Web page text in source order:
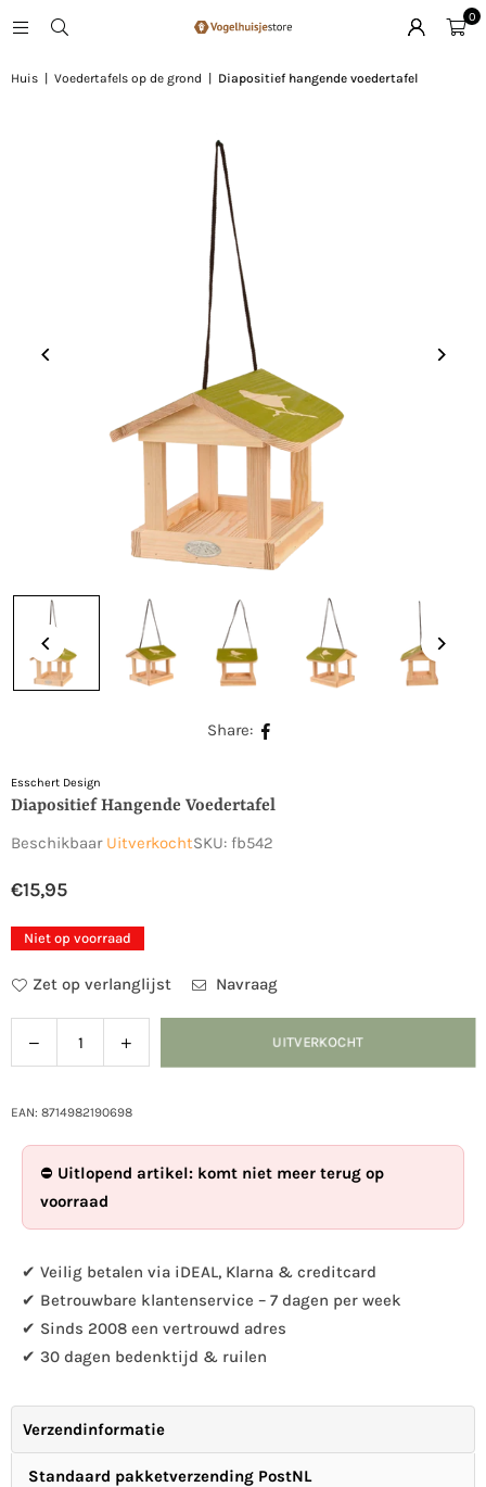
0
Huis Voedertafels op de grond Diapositief hangende voedertafel
Share:
Esschert Design
Diapositief Hangende Voedertafel
Beschikbaar UitverkochtSKU: fb542
Normale
prijs
€15,95
Niet op voorraad
Zet op verlanglijst Navraag
Hoeveelheid
Verlaag
de
voor
voedertafel
Verhoog
de
voor
voedertafel
UITVERKOCHT
EAN: 8714982190698
⛔ Uitlopend artikel: komt niet meer terug op
voorraad
✔ Veilig betalen via iDEAL, Klarna & creditcard
✔ Betrouwbare klantenservice – 7 dagen per week
✔ Sinds 2008 een vertrouwd adres
✔ 30 dagen bedenktijd & ruilen
Verzendinformatie
Standaard pakketverzending PostNL